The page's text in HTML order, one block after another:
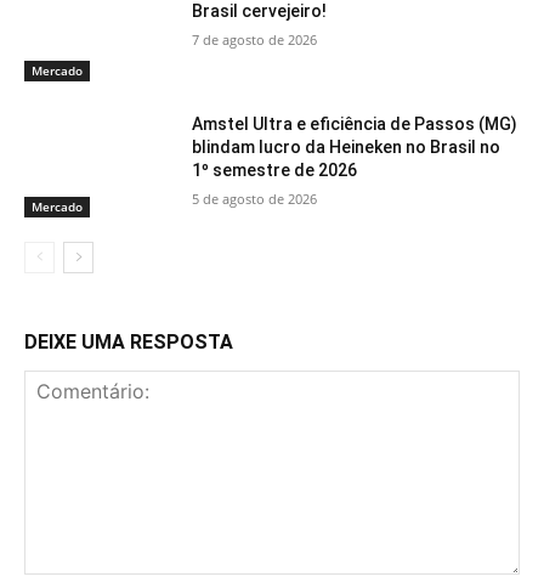
Mercado
Brasil cervejeiro!
7 de agosto de 2026
Mercado
Amstel Ultra e eficiência de Passos (MG)
blindam lucro da Heineken no Brasil no
1º semestre de 2026
5 de agosto de 2026
DEIXE UMA RESPOSTA